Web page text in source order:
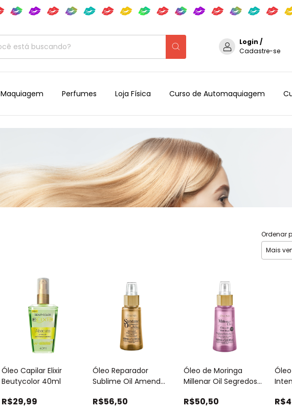
Login /
Cadastre-se
Maquiagem Perfumes Loja Física Curso de Automaquiagem
Ordenar
Óleo Capilar Elixir
Beutycolor 40ml
R$29,99
Óleo Reparador
Sublime Oil Amend
R$56,50
Óleo de Moringa
Millenar Oil Segredos
60ml
R$50,50